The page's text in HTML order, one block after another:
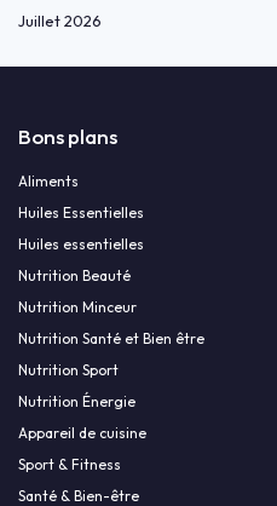
Juillet 2026
Bons plans
Aliments
Huiles Essentielles
Huiles essentielles
Nutrition Beauté
Nutrition Minceur
Nutrition Santé et Bien être
Nutrition Sport
Nutrition Énergie
Appareil de cuisine
Sport & Fitness
Santé & Bien-être